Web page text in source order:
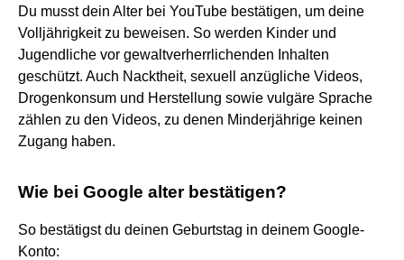
Du musst dein Alter bei YouTube bestätigen, um deine
Volljährigkeit zu beweisen. So werden Kinder und
Jugendliche vor gewaltverherrlichenden Inhalten
geschützt. Auch Nacktheit, sexuell anzügliche Videos,
Drogenkonsum und Herstellung sowie vulgäre Sprache
zählen zu den Videos, zu denen Minderjährige keinen
Zugang haben.
Wie bei Google alter bestätigen?
So bestätigst du deinen Geburtstag in deinem Google-
Konto: